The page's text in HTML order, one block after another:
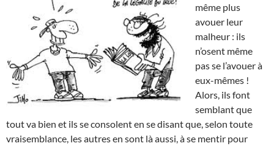
même plus
avouer leur
malheur : ils
n’osent même
pas se l’avouer à
eux-mêmes !
Alors, ils font
semblant que
tout va bien et ils se consolent en se disant que, selon toute
vraisemblance, les autres en sont là aussi, à se mentir pour